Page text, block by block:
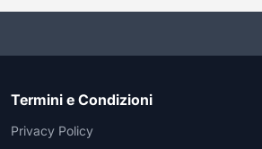
Termini e Condizioni
Privacy Policy